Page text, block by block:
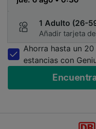
1 Adulto (26-
Añadir tarjeta
Ahorra hasta un 20
estancias con